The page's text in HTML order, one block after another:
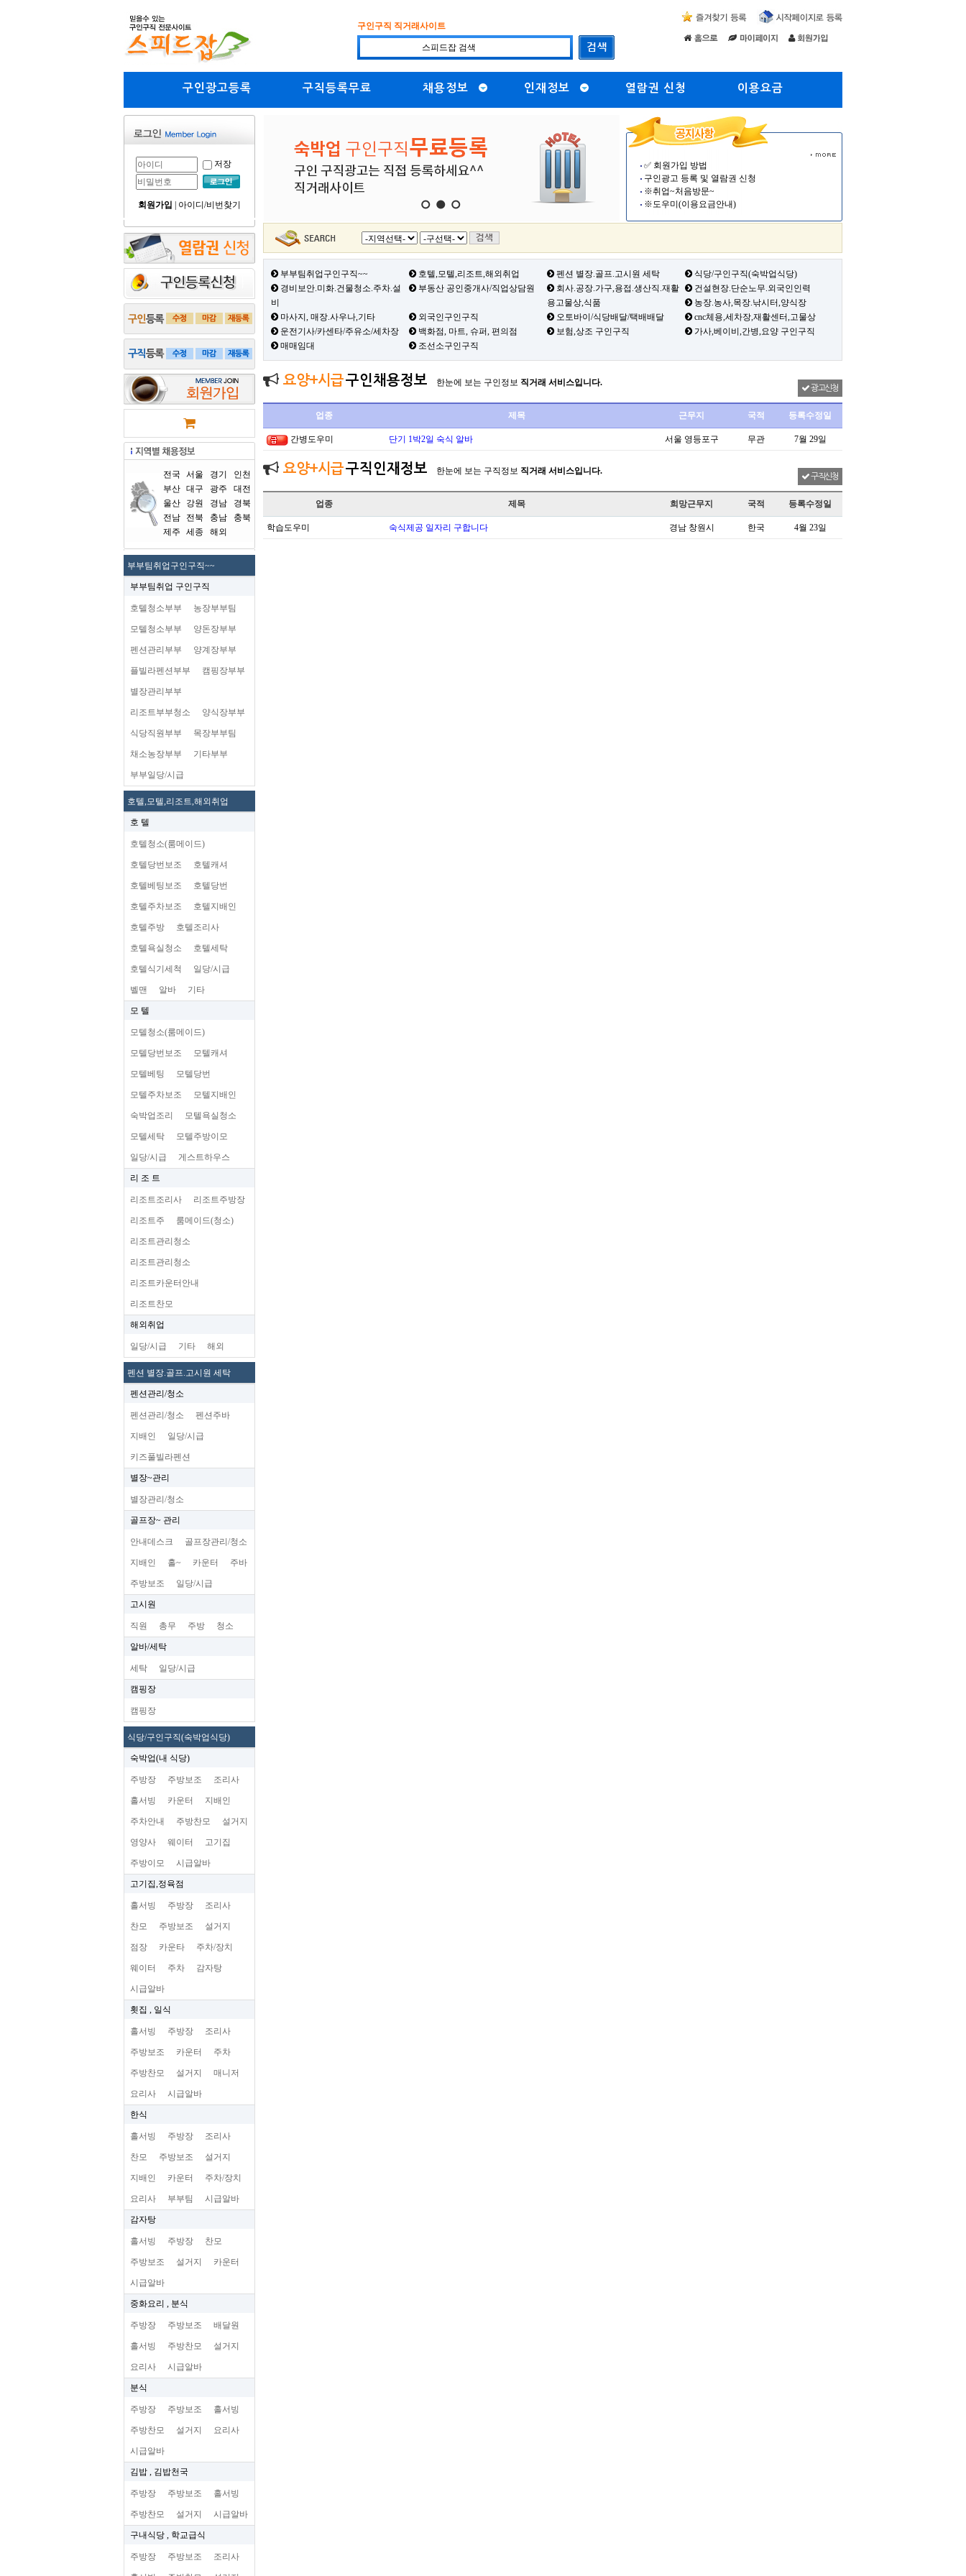
구인구직 직거래사이트
구인광고등록 구직등록무료 채용정보 인재정보 열람권 신청 이용요금
저장
회원가입 아이디/비번찾기
전국 서울 경기
인천
부산 대구 광주
대전
울산
강원 경남
경북
전남
전북 충남
충북
제주
세종 해외
부부팀취업구인구직~~
부부팀취업 구인구직
호텔청소부부 농장부부팀
모텔청소부부 양돈장부부
펜션관리부부 양계장부부
플빌라펜션부부 캠핑장부부
별장관리부부
리조트부부청소 양식장부부
식당직원부부 목장부부팀
채소농장부부 기타부부
부부일당/시급
호텔,모텔,리조트,해외취업
호 텔
호텔청소(룸메이드)
호텔당번보조 호텔캐셔
호텔베팅보조 호텔당번
호텔주차보조 호텔지배인
호텔주방 호텔조리사
호텔욕실청소 호텔세탁
호텔식기세척 일당/시급
벨맨 알바 기타
모 텔
모텔청소(룸메이드)
모텔당번보조 모텔캐셔
모텔베팅 모텔당번
모텔주차보조 모텔지배인
숙박업조리 모텔욕실청소
모텔세탁 모텔주방이모
일당/시급 게스트하우스
리 조 트
리조트조리사 리조트주방장
리조트주 룸메이드(청소)
리조트관리청소
리조트관리청소
리조트카운터안내
리조트찬모
해외취업
일당/시급 기타 해외
펜션 별장.골프.고시원 세탁
펜션관리/청소
펜션관리/청소 펜션주바
지배인 일당/시급
키즈풀빌라펜션
별장~관리
별장관리/청소
골프장~ 관리
안내데스크 골프장관리/청소
지배인 홀~ 카운터 주바
주방보조 일당/시급
고시원
직원 총무 주방 청소
알바/세탁
세탁 일당/시급
캠핑장
캠핑장
식당/구인구직(숙박업식당)
숙박업(내 식당)
주방장 주방보조 조리사
홀서빙 카운터 지배인
주차안내 주방찬모 설거지
영양사 웨이터 고기집
주방이모 시급알바
고기집,정육점
홀서빙 주방장 조리사
찬모 주방보조 설거지
점장 카운타 주차/장치
웨이터 주차 감자탕
시급알바
횟집 , 일식
홀서빙 주방장 조리사
주방보조 카운터 주차
주방찬모 설거지 매니저
요리사 시급알바
한식
홀서빙 주방장 조리사
찬모 주방보조 설거지
지배인 카운터 주차/장치
요리사 부부팀 시급알바
감자탕
홀서빙 주방장 찬모
주방보조 설거지 카운터
시급알바
중화요리 , 분식
주방장 주방보조 배달원
홀서빙 주방찬모 설거지
요리사 시급알바
분식
주방장 주방보조 홀서빙
주방찬모 설거지 요리사
시급알바
김밥 , 김밥천국
주방장 주방보조 홀서빙
주방찬모 설거지 시급알바
구내식당 , 학교급식
주방장 주방보조 조리사
✅ 회원가입 방법
구인광고 등록 및 열람권 신청
※취업~처음방문~
※도우미(이용요금안내)
부부팀취업구인구직~~ 호텔,모텔,리조트,해외취업 펜션 별장.골프.고시원 세탁
식당/구인구직(숙박업식당)
경비보안.미화.건물청소.주차.설
비
부동산 공인중개사/직업상담원
회사.공장.가구,용접.생산직.재활
용고물상,식품
건설현장.단순노무.외국인인력
농장.농사,목장.낚시터,양식장
마사지, 매장.사우나,기타
외국인구인구직 오토바이/식당배달/택배배달
cnc체용,세차장,재활센터,고물상
운전기사/카센타/주유소/세차장
백화점, 마트, 슈퍼, 편의점 보험,상조 구인구직
가사,베이비,간병,요양 구인구직
매매임대
조선소구인구직
요양+시급구인채용정보 한눈에 보는 구인정보 직거래 서비스입니다.
광고신청
업종 제목 근무지 국적 등록수정일
간병도우미 단기 1박2일 숙식 알바 서울 영등포구 무관 7월 29일
요양+시급구직인재정보 한눈에 보는 구직정보 직거래 서비스입니다.
구직신청
업종 제목 희망근무지 국적 등록수정일
학습도우미 숙식제공 일자리 구합니다 경남 창원시 한국 4월 23일